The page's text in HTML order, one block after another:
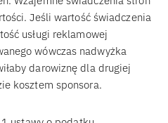
Jeśli wartość świadczenia
usługi reklamowej
wówczas nadwyżka
darowiznę dla drugiej
kosztem sponsora.